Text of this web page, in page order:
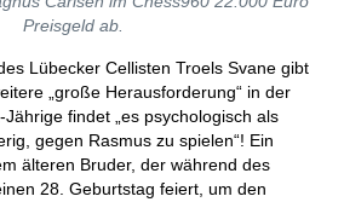
Preisgeld ab.
Lübecker Cellisten Troels Svane gibt
„große Herausforderung“ in der
findet „es psychologisch als
gegen Rasmus zu spielen“! Ein
älteren Bruder, der während des
28. Geburtstag feiert, um den